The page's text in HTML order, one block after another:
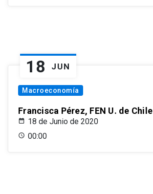
18 JUN
Macroeconomía
Francisca Pérez, FEN U. de Chile
18 de Junio de 2020
00:00